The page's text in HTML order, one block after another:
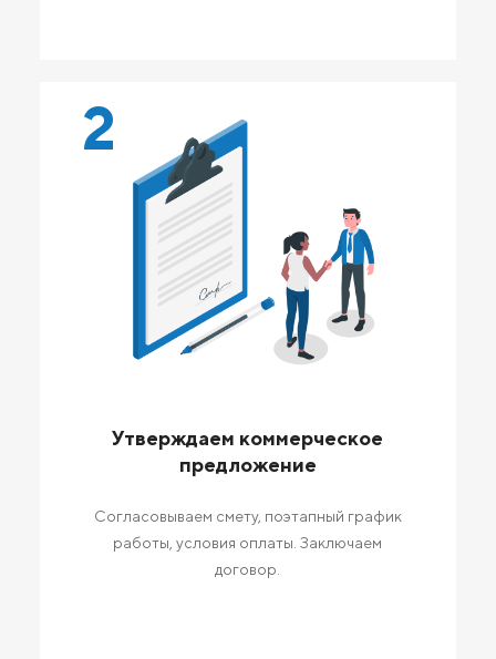
2
Утверждаем коммерческое
предложение
Согласовываем смету, поэтапный график
работы, условия оплаты. Заключаем
договор.